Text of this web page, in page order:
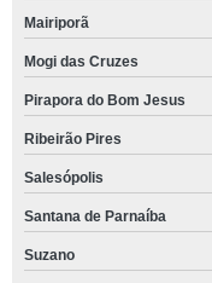
Mairiporã
Mogi das Cruzes
Pirapora do Bom Jesus
Ribeirão Pires
Salesópolis
Santana de Parnaíba
Suzano